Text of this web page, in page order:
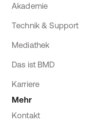
Akademie
Technik & Support
Mediathek
Das ist BMD
Karriere
Mehr
Kontakt